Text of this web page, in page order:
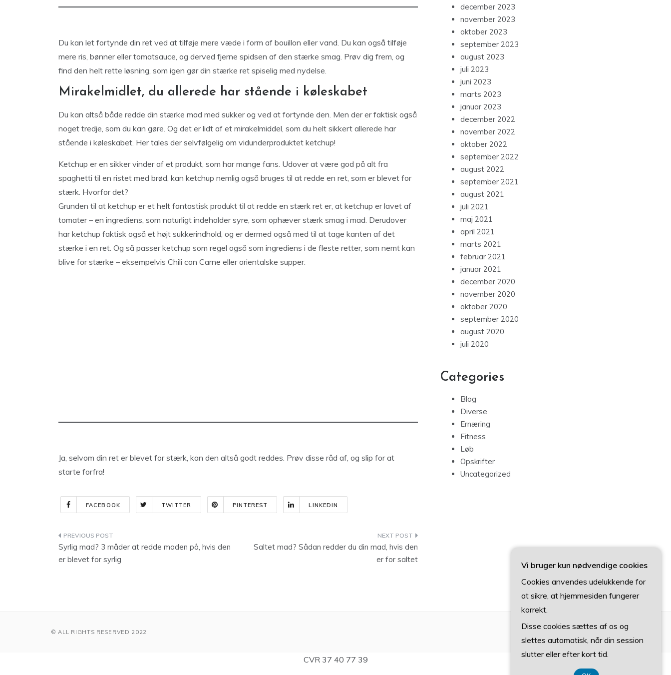
Du kan let fortynde din ret ved at tilføje mere væde i form af bouillon eller vand. Du kan også tilføje
mere ris, bønner eller tomatsauce, og derved fjerne spidsen af den stærke smag. Prøv dig frem, og
find den helt rette løsning, som igen gør din stærke ret spiselig med nydelse.
Mirakelmidlet, du allerede har stående i køleskabet
Du kan altså både redde din stærke mad med sukker og ved at fortynde den. Men der er faktisk også
noget tredje, som du kan gøre. Og det er lidt af et mirakelmiddel, som du helt sikkert allerede har
stående i køleskabet. Her tales der selvfølgelig om vidunderproduktet ketchup!
Ketchup er en sikker vinder af et produkt, som har mange fans. Udover at være god på alt fra
spaghetti til en ristet med brød, kan ketchup nemlig også bruges til at redde en ret, som er blevet for
stærk. Hvorfor det?
Grunden til at ketchup er et helt fantastisk produkt til at redde en stærk ret er, at ketchup er lavet af
tomater – en ingrediens, som naturligt indeholder syre, som ophæver stærk smag i mad. Derudover
har ketchup faktisk også et højt sukkerindhold, og er dermed også med til at tage kanten af det
stærke i en ret. Og så passer ketchup som regel også som ingrediens i de fleste retter, som nemt kan
blive for stærke – eksempelvis Chili con Carne eller orientalske supper.
Ja, selvom din ret er blevet for stærk, kan den altså godt reddes. Prøv disse råd af, og slip for at
starte forfra!
FACEBOOK TWITTER PINTEREST LINKEDIN
Indlægsnavigation
Syrlig mad? 3 måder at redde maden på, hvis den
er blevet for syrlig
Saltet mad? Sådan redder du din mad, hvis den
er for saltet
december 2023
november 2023
oktober 2023
september 2023
august 2023
juli 2023
juni 2023
marts 2023
januar 2023
december 2022
november 2022
oktober 2022
september 2022
august 2022
september 2021
august 2021
juli 2021
maj 2021
april 2021
marts 2021
februar 2021
januar 2021
december 2020
november 2020
oktober 2020
september 2020
august 2020
juli 2020
Categories
Blog
Diverse
Ernæring
Fitness
Løb
Opskrifter
Uncategorized
© ALL RIGHTS RESERVED 2022
CVR 37 40 77 39
Vi bruger kun nødvendige cookies
Cookies anvendes udelukkende for
at sikre, at hjemmesiden fungerer
korrekt.
Disse cookies sættes af os og
slettes automatisk, når din session
slutter eller efter kort tid.